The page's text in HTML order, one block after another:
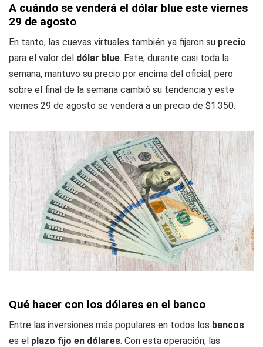
A cuándo se venderá el dólar blue este viernes
29 de agosto
En tanto, las cuevas virtuales también ya fijaron su precio
para el valor del dólar blue. Este, durante casi toda la
semana, mantuvo su precio por encima del oficial, pero
sobre el final de la semana cambió su tendencia y este
viernes 29 de agosto se venderá a un precio de $1.350.
Qué hacer con los dólares en el banco
Entre las inversiones más populares en todos los bancos
es el plazo fijo en dólares. Con esta operación, las